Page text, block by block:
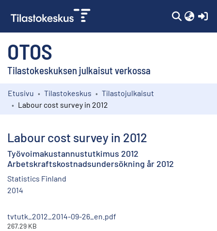
OTOS
Tilastokeskuksen julkaisut verkossa
Kokoelmat
Etusivu Tilastokeskus
Tilastojulkaisut
Labour cost survey in 2012
Labour cost survey in 2012
Työvoimakustannustutkimus 2012
Arbetskraftskostnadsundersökning år 2012
Statistics Finland
2014
tvtutk_2012_2014-09-26_en.pdf
267.29 KB